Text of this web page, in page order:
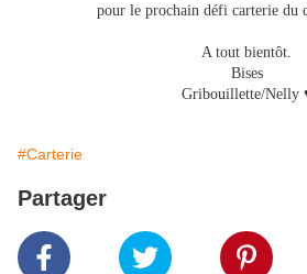
pour le prochain défi carterie du
A tout bientôt.
Bises
Gribouillette/Nelly
#Carterie
Partager